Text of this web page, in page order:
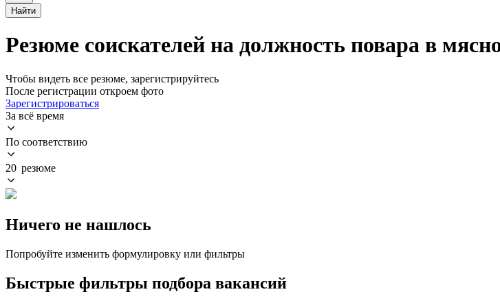
Найти
Резюме соискателей на должность повара в
Чтобы видеть все резюме, зарегистрируйтесь
После регистрации откроем фото
Зарегистрироваться
За всё время
По соответствию
20 резюме
Ничего не нашлось
Попробуйте изменить формулировку или фильтры
Быстрые фильтры подбора вакансий